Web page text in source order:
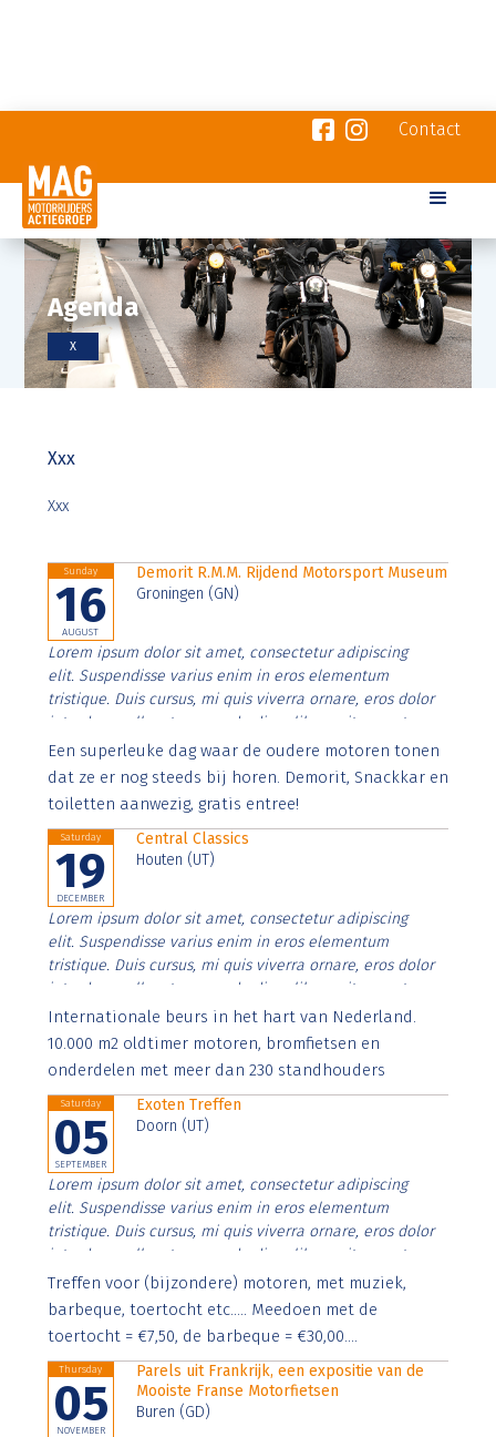
Contact
Agenda
X
Xxx
Xxx
Sunday
16
AUGUST
Demorit R.M.M. Rijdend Motorsport Museum
Groningen (GN)
Lorem ipsum dolor sit amet, consectetur adipiscing
elit. Suspendisse varius enim in eros elementum
tristique. Duis cursus, mi quis viverra ornare, eros dolor
interdum nulla, ut commodo diam libero vitae erat.
Aenean faucibus nibh et justo cursus id rutrum lorem
imperdiet. Nunc ut sem vitae risus tristique posuere.
Een superleuke dag waar de oudere motoren tonen
dat ze er nog steeds bij horen. Demorit, Snackkar en
toiletten aanwezig, gratis entree!
Saturday
19
DECEMBER
Central Classics
Houten (UT)
Lorem ipsum dolor sit amet, consectetur adipiscing
elit. Suspendisse varius enim in eros elementum
tristique. Duis cursus, mi quis viverra ornare, eros dolor
interdum nulla, ut commodo diam libero vitae erat.
Aenean faucibus nibh et justo cursus id rutrum lorem
imperdiet. Nunc ut sem vitae risus tristique posuere.
Internationale beurs in het hart van Nederland.
10.000 m2 oldtimer motoren, bromfietsen en
onderdelen met meer dan 230 standhouders
Saturday
05
SEPTEMBER
Exoten Treffen
Doorn (UT)
Lorem ipsum dolor sit amet, consectetur adipiscing
elit. Suspendisse varius enim in eros elementum
tristique. Duis cursus, mi quis viverra ornare, eros dolor
interdum nulla, ut commodo diam libero vitae erat.
Aenean faucibus nibh et justo cursus id rutrum lorem
imperdiet. Nunc ut sem vitae risus tristique posuere.
Treffen voor (bijzondere) motoren, met muziek,
barbeque, toertocht etc..... Meedoen met de
toertocht = €7,50, de barbeque = €30,00....
Thursday
05
NOVEMBER
Parels uit Frankrijk, een expositie van de
Mooiste Franse Motorfietsen
Buren (GD)